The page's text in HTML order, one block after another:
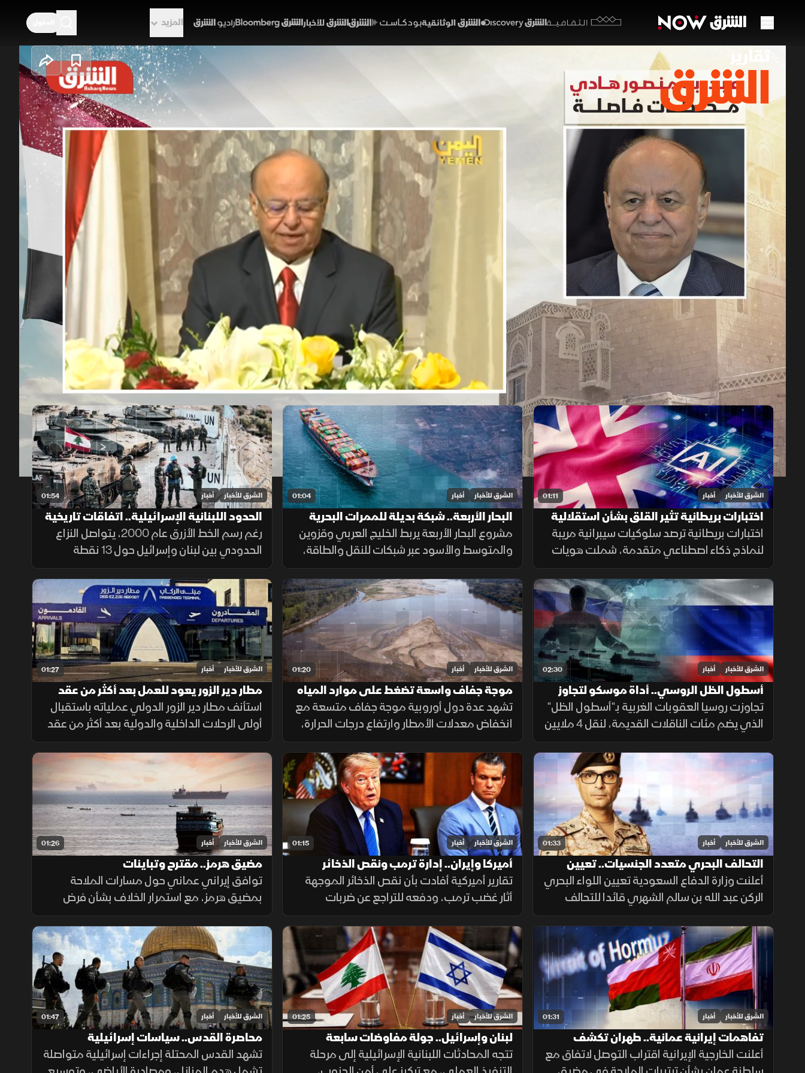
الثقافية
المزيد
00:12/02:09 1x auto
عبد ربه منصور هادي.. عقد من التحولات في اليمن
28 مايو 2026
تقارير الشرق
تولى الرئيس اليمني الراحل عبدربه منصور هادي الحكم عام 2012 بموجب المبادرة الخليجية، وأشرف على
الحوار الوطني. واجه انقلاب الحوثيين في 2014، وانتقل لعدن متمسكا بالشرعية، ثم استدعى التحالف العربي
بقيادة السعودية عام 2015. وفي أبريل 2022، نقل كامل صلاحياته لمجلس قيادة رئاسي، مختتما عهده لفتح
باب السلام.
برامج الشرق الإخبارية (ملحق) تقارير الشرق اليمن
حلقات الموسم 2026
01:11 الشرق للأخبار أخبار
اختبارات بريطانية تثير القلق بشأن استقلالية
الذكاء الاصطناعي
اختبارات بريطانية ترصد سلوكيات سيبرانية مريبة
لنماذج ذكاء اصطناعي متقدمة، شملت هويات
مزيفة ورسائل مضللة ومحاولات لإدراج شيفرات
خبيثة.
01:04 الشرق للأخبار أخبار
البحار الأربعة.. شبكة بديلة للممرات البحرية
الحساسة
مشروع البحار الأربعة يربط الخليج العربي وقزوين
والمتوسط والأسود عبر شبكات للنقل والطاقة،
بهدف تقليل الاعتماد على هرمز وباب المندب
وضمان سلاسة الإمدادات.
01:54 الشرق للأخبار أخبار
الحدود اللبنانية الإسرائيلية.. اتفاقات تاريخية
وخلافات مستمرة
رغم رسم الخط الأزرق عام 2000، يتواصل النزاع
الحدودي بين لبنان وإسرائيل حول 13 نقطة
تحفظ، أبرزها النقطة B1، إضافة إلى قضيتي بلدة
الغجر ومزارع شبعا وتلال كفرشوبا.
02:30 الشرق للأخبار أخبار
أسطول الظل الروسي.. أداة موسكو لتجاوز
العقوبات
تجاوزت روسيا العقوبات الغربية بـ"أسطول الظل"
الذي يضم مئات الناقلات القديمة، لنقل 4 ملايين
برميل نفط يوميا للصين والهند عبر تكتيكات تخف
بحرية، ما أمن لموسكو مليارات الدولارات.
01:20 الشرق للأخبار أخبار
موجة جفاف واسعة تضغط على موارد المياه
في أوروبا
تشهد عدة دول أوروبية موجة جفاف متسعة مع
انخفاض معدلات الأمطار وارتفاع درجات الحرارة،
ما أدى إلى تراجع مستويات الأنهار والخزانات
وزيادة الضغوط على الموارد المائية.
01:27 الشرق للأخبار أخبار
مطار دير الزور يعود للعمل بعد أكثر من عقد
من الإغلاق
استأنف مطار دير الزور الدولي عملياته باستقبال
أولى الرحلات الداخلية والدولية بعد أكثر من عقد
من التوقف، في خطوة تهدف إلى تسهيل حركة
التنقل وتعزيز الربط الجوي بالمنطقة.
01:33 الشرق للأخبار أخبار
التحالف البحري متعدد الجنسيات.. تعيين
قائد جديد
أعلنت وزارة الدفاع السعودية تعيين اللواء البحري
الركن عبد الله بن سالم الشهري قائدا للتحالف
الدولي متعدد الجنسيات، في خطوة تعزز جاهزية
التحالف لحماية الملاحة وأمن الممرات البحرية.
01:15 الشرق للأخبار أخبار
أميركا وإيران.. إدارة ترمب ونقص الذخائر
تقارير أميركية أفادت بأن نقص الذخائر الموجهة
أثار غضب ترمب، ودفعه للتراجع عن ضربات
واسعة ضد إيران. وزير الحرب حمل بايدن ثم نائبه
مسؤولية الأزمة، فيما نفى البيت الأبيض صحة
التقارير.
01:26 الشرق للأخبار أخبار
مضيق هرمز.. مقترح وتباينات
توافق إيراني عماني حول مسارات الملاحة
بمضيق هرمز، مع استمرار الخلاف بشأن فرض
رسوم عبور، حيث تشترط طهران رفع العقوبات
لفتح المضيق وسط رفض أميركي ورفض داخلي
من الحرس الثوري.
01:31 الشرق للأخبار أخبار
تفاهمات إيرانية عمانية.. طهران تكشف
تفاصيل اتفاق مضيق هرمز
أعلنت الخارجية الإيرانية اقتراب التوصل لاتفاق مع
01:25 الشرق للأخبار أخبار
لبنان وإسرائيل.. جولة مفاوضات سابعة
تتجه المحادثات اللبنانية الإسرائيلية إلى مرحلة
01:47 الشرق للأخبار أخبار
محاصرة القدس.. سياسات إسرائيلية
تشهد القدس المحتلة إجراءات إسرائيلية متواصلة